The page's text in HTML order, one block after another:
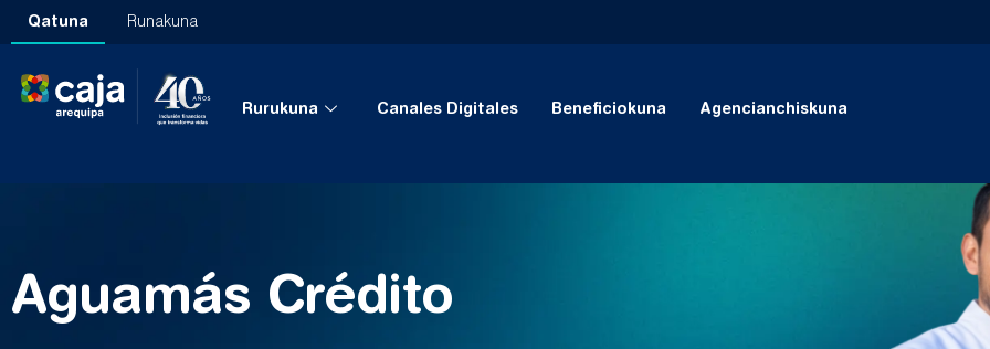
Qatuna Runakuna
Rurukuna Canales Digitales Beneficiokuna Agencianchiskuna
Aguamás Crédito